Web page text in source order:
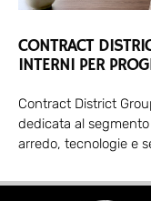
CONTRACT
INTERNI PER
Contract District
dedicata al
arredo, tecnologie e